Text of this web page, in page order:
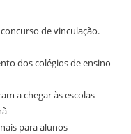
de vinculação.
dos colégios de ensino
a chegar às escolas
para alunos